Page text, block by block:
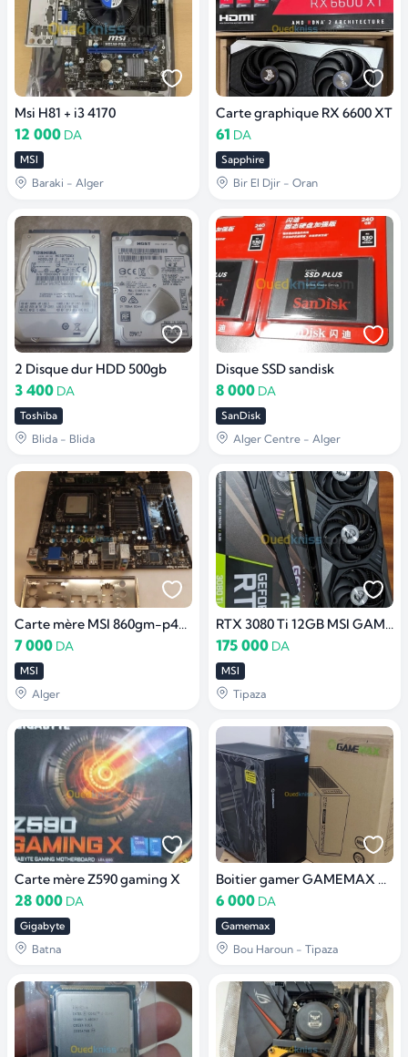
Msi H81 + i3 4170
12 000 DA
MSI
Baraki - Alger
Carte graphique RX 6600 XT
61 DA
Sapphire
Bir El Djir - Oran
2 Disque dur HDD 500gb
3 400 DA
Toshiba
Blida - Blida
Disque SSD sandisk
8 000 DA
SanDisk
Alger Centre - Alger
Carte mère MSI 860gm-p43(fx)
7 000 DA
MSI
Alger
RTX 3080 Ti 12GB MSI GAMING X TRIO
175 000 DA
MSI
Tipaza
Carte mère Z590 gaming X
28 000 DA
Gigabyte
Batna
Boitier gamer GAMEMAX DARK RANGER H605-TR/1 fan ARGB
6 000 DA
Gamemax
Bou Haroun - Tipaza